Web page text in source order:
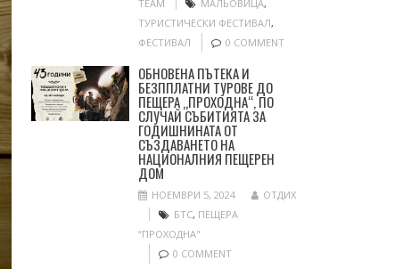
TEAM
МАЛЬОВИЦА,
ТУРИСТИЧЕСКИ ФЕСТИВАЛ,
ФЕСТИВАЛ
0 COMMENT
ОБНОВЕНА ПЪТЕКА И
БЕЗППЛАТНИ ТУРОВЕ ДО
ПЕЩЕРА „ПРОХОДНА“, ПО
СЛУЧАЙ СЪБИТИЯТА ЗА
ГОДИШНИНАТА ОТ
СЪЗДАВАНЕТО НА
НАЦИОНАЛНИЯ ПЕЩЕРЕН
ДОМ
НОЕМВРИ 5, 2024
ОТДИХ
БТС, ПЕЩЕРА
“ПРОХОДНА"
0 COMMENT